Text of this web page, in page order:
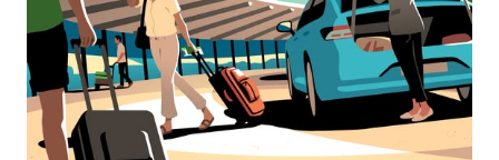
Escape-
Taste,
um
den
Kalender
zu
schließen.